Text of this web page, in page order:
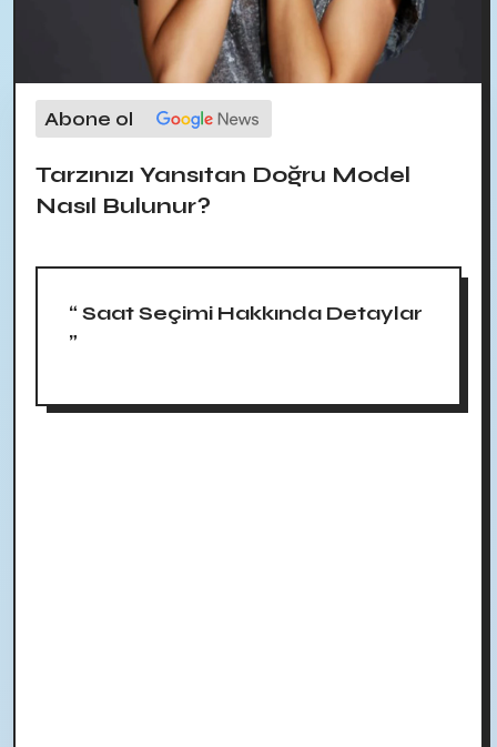
Abone ol
Tarzınızı Yansıtan Doğru Model
Nasıl Bulunur?
“ Saat Seçimi Hakkında Detaylar
”